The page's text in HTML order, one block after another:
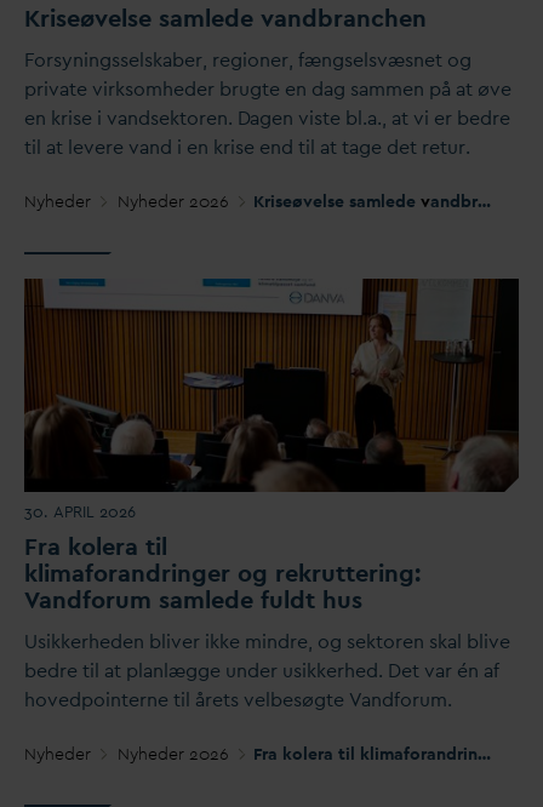
Kriseøvelse samlede vandbranchen
Forsyningsselskaber, regioner, fængselsvæsnet og
private virksomheder brugte en dag sammen på at øve
en krise i vandsektoren. Dagen viste bl.a., at vi er bedre
til at levere vand i en krise end til at tage det retur.
Nyheder Nyheder 2026 Kriseøvelse samlede vandbranchen
30. APRIL 2026
Fra kolera til
klimaforandringer og rekruttering:
Vandforum samlede fuldt hus
Usikkerheden bliver ikke mindre, og sektoren skal blive
bedre til at planlægge under usikkerhed. Det var én af
hovedpointerne til årets velbesøgte Vandforum.
Nyheder Nyheder 2026 Fra kolera til klimaforandringer og rekruttering: